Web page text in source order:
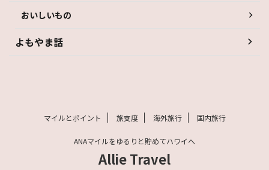
おいしいもの
よもやま話
マイルとポイント 旅支度 海外旅行 国内旅行
ANAマイルをゆるりと貯めてハワイへ
Allie Travel